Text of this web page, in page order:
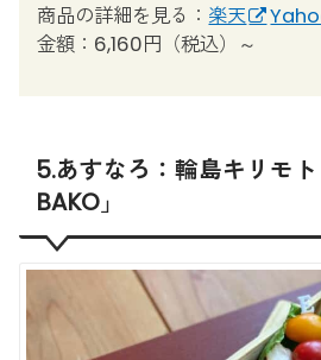
商品の詳細を見る： 楽天
金額：6,160円（税込）～
5.あすなろ：輪島キリモ
BAKO」